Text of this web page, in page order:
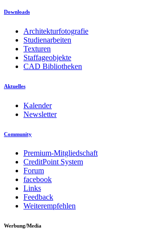
Downloads
Architekturfotografie
Studienarbeiten
Texturen
Staffageobjekte
CAD Bibliotheken
Aktuelles
Kalender
Newsletter
Community
Premium-Mitgliedschaft
CreditPoint System
Forum
facebook
Links
Feedback
Weiterempfehlen
Werbung/Media